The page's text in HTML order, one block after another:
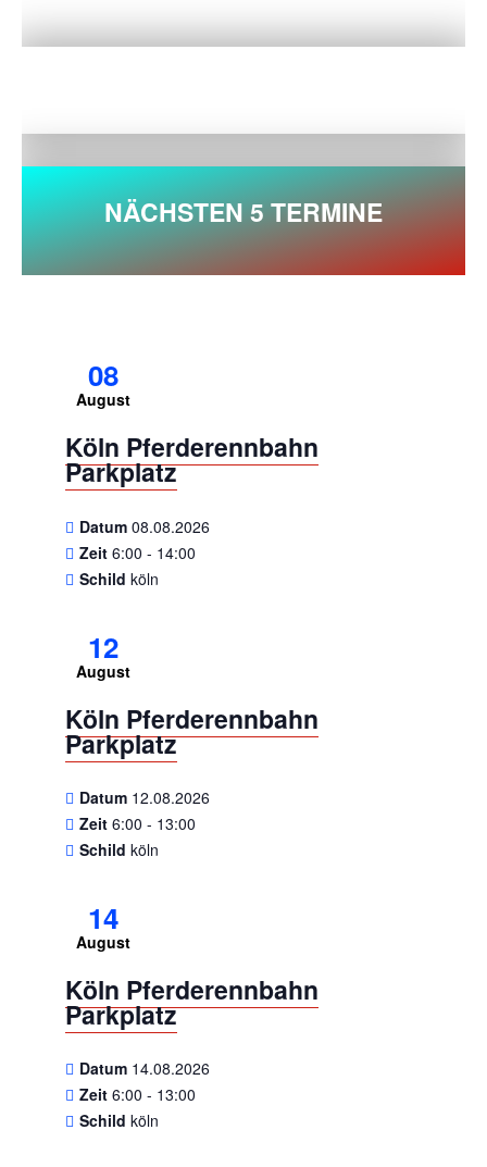
NÄCHSTEN 5 TERMINE
08
August
Köln Pferderennbahn
Parkplatz
Datum 08.08.2026
Zeit 6:00 - 14:00
Schild köln
12
August
Köln Pferderennbahn
Parkplatz
Datum 12.08.2026
Zeit 6:00 - 13:00
Schild köln
14
August
Köln Pferderennbahn
Parkplatz
Datum 14.08.2026
Zeit 6:00 - 13:00
Schild köln